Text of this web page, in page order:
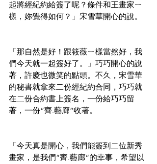
起將經紀約給簽了呢？條件和王畫家ㄧ
樣，妳覺得如何？」宋雪華開心的說。
「那自然是好！跟筱薇ㄧ樣當然好，我
們今天就一起簽好了。」巧巧開心的說
著，許慶也微笑的點頭。不久，宋雪華
的秘書就拿來二份經紀約合同，巧巧就
在二份合約書上簽名，一份給巧巧留
著，一份“齊.藝廊“收著。
「今天真是開心，我們能簽到二位新秀
畫家，是我們“齊.藝廊“的幸事，希望以